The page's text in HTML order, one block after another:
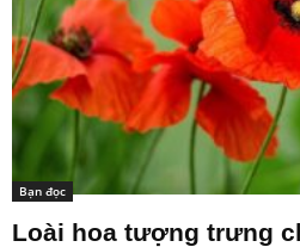
Bạn đọc
Loài hoa tượng trưng